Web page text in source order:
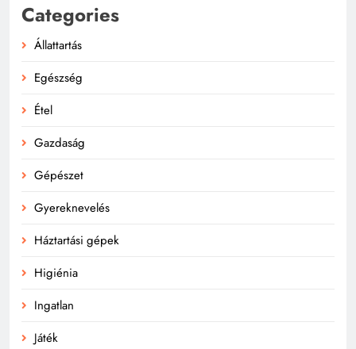
Categories
Állattartás
Egészség
Étel
Gazdaság
Gépészet
Gyereknevelés
Háztartási gépek
Higiénia
Ingatlan
Játék